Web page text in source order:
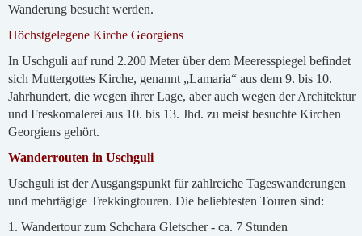
Wanderung besucht werden.
Höchstgelegene Kirche Georgiens
In Uschguli auf rund 2.200 Meter über dem Meeresspiegel befindet
sich Muttergottes Kirche, genannt „Lamaria“ aus dem 9. bis 10.
Jahrhundert, die wegen ihrer Lage, aber auch wegen der Architektur
und Freskomalerei aus 10. bis 13. Jhd. zu meist besuchte Kirchen
Georgiens gehört.
Wanderrouten in Uschguli
Uschguli ist der Ausgangspunkt für zahlreiche Tageswanderungen
und mehrtägige Trekkingtouren. Die beliebtesten Touren sind:
1. Wandertour zum Schchara Gletscher - ca. 7 Stunden